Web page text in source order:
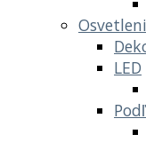
LED